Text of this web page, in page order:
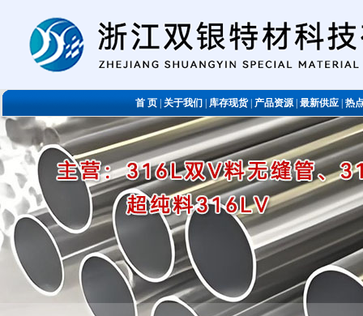
首 页关于我们库存现货|产品资源|最新供应|热